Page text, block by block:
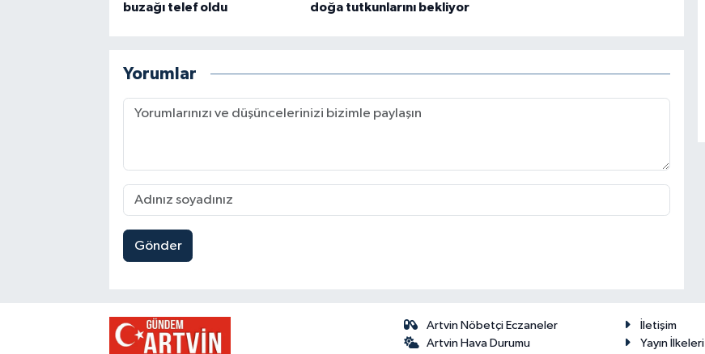
buzağı telef oldu
doğa tutkunlarını bekliyor
Yorumlar
Gönder
Artvin Nöbetçi Eczaneler
Artvin Hava Durumu
İletişim
Yayın İlkeleri